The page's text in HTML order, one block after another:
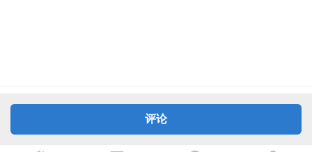
评论